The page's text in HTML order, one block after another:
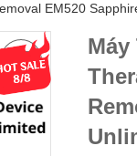
EM520
Máy